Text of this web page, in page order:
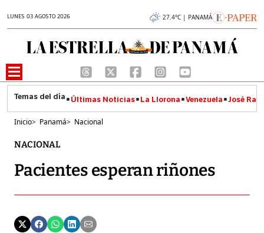
LUNES 03 AGOSTO 2026 27.4°C | PANAMÁ
Últimas Noticias La Llorona Venezuela José
Inicio> Panamá> Nacional
NACIONAL
Pacientes esperan riñones